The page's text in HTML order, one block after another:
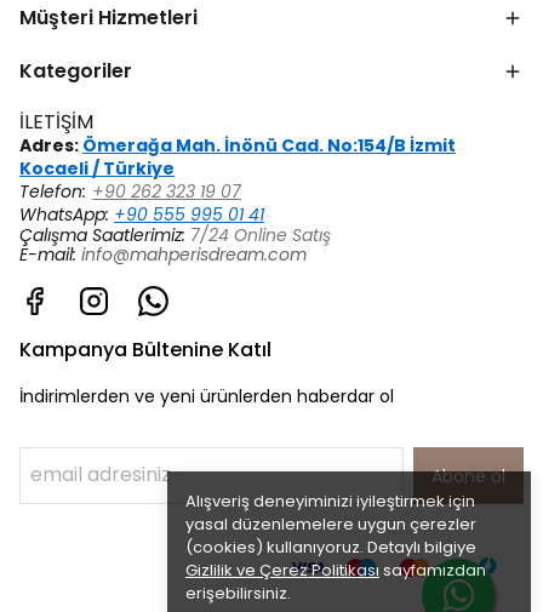
Alışveriş deneyiminizi iyileştirmek için
yasal düzenlemelere uygun çerezler
(cookies) kullanıyoruz. Detaylı bilgiye
Gizlilik ve Çerez Politikası sayfamızdan
erişebilirsiniz.
Müşteri Hizmetleri
Kategoriler
İLETİŞİM
Adres: Ömerağa Mah. İnönü Cad. No:154/B İzmit
Kocaeli / Türkiye
Telefon: +90 262 323 19 07
WhatsApp: +90 555 995 01 41
Çalışma Saatlerimiz: 7/24 Online Satış
E-mail: info@mahperisdream.com
Kampanya Bültenine Katıl
İndirimlerden ve yeni ürünlerden haberdar ol
Abone ol